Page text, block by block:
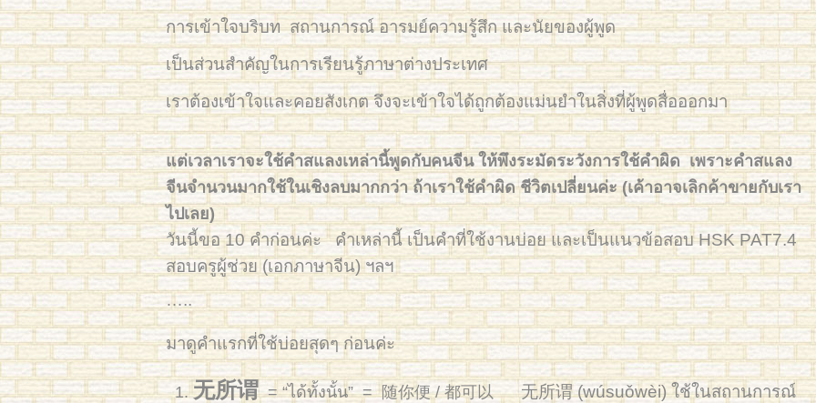
การเข้าใจบริบท สถานการณ์ อารมย์ความรู้สึก และนัยของผู้พูด
เป็นส่วนสำคัญในการเรียนรู้ภาษาต่างประเทศ
เราต้องเข้าใจและคอยสังเกต จึงจะเข้าใจได้ถูกต้องแม่นยำในสิ่งที่ผู้พูดสื่อออกมา
แต่เวลาเราจะใช้คำสแลงเหล่านี้พูดกับคนจีน ให้พึงระมัดระวังการใช้คำผิด เพราะคำสแลง
จีนจำนวนมากใช้ในเชิงลบมากกว่า ถ้าเราใช้คำผิด ชีวิตเปลี่ยนค่ะ (เค้าอาจเลิกค้าขายกับเรา
ไปเลย)
วันนี้ขอ 10 คำก่อนค่ะ คำเหล่านี้ เป็นคำที่ใช้งานบ่อย และเป็นแนวข้อสอบ HSK PAT7.4
สอบครูผู้ช่วย (เอกภาษาจีน) ฯลฯ
…..
มาดูคำแรกที่ใช้บ่อยสุดๆ ก่อนค่ะ
1. 无所谓= “ได้ทั้งนั้น” = 随你便 / 都可以
无所谓 (wúsuǒwèi) ใช้ในสถานการณ์
IMG_3716